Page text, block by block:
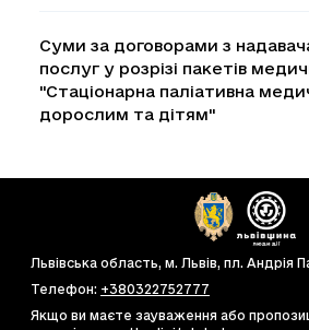
Суми за договорами з
послуг у розрізі пакетів
"Стаціонарна паліативна
дорослим та дітям"
Львівська область, м. Львів, пл. Андрія
Телефон: +380322752777
Якщо ви маєте зауваження або